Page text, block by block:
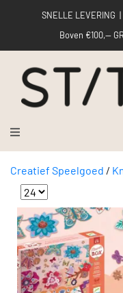
SNELLE LEVERING
Boven €100,--
Creatief Speelgoed /